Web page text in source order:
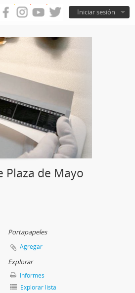
Iniciar sesión
Plaza de Mayo
Portapapeles
Agregar
Explorar
Informes
Explorar lista